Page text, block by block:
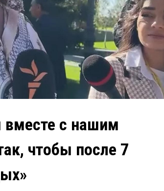
вместе с нашим
чтобы после 7